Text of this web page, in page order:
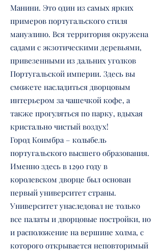
Манини. Это один из самых ярких
примеров португальского стиля
мануэлино. Вся территория окружена
садами с экзотическими деревьями,
привезенными из дальних уголков
Португальской империи. Здесь вы
сможете насладиться дворцовым
интерьером за чашечкой кофе, а
также прогуляться по парку, вдыхая
кристально чистый воздух!
Город Коимбра – колыбель
португальского высшего образования.
Именно здесь в 1290 году в
королевском дворце был основан
первый университет страны.
Университет унаследовал не только
все палаты и дворцовые постройки, но
и расположение на вершине холма, с
которого открывается неповторимый